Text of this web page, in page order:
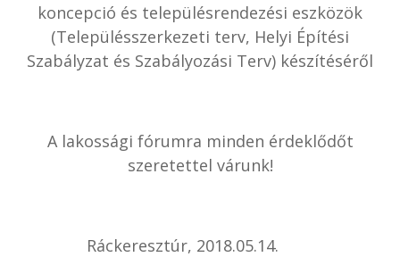
koncepció és településrendezési eszközök
(Településszerkezeti terv, Helyi Építési
Szabályzat és Szabályozási Terv) készítéséről
A lakossági fórumra minden érdeklődőt
szeretettel várunk!
Ráckeresztúr, 2018.05.14.